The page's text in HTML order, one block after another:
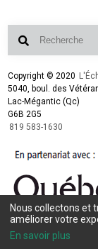
Copyright © 2020
5040, boul. des
Lac-Mégantic (Qc)
G6B 2G5
819 583-1630
Conception et design :
Intégration et
Nous collectons et
améliorer votre
En savoir plus